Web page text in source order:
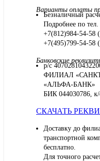
Варианты оплаты
Безналичный
Подробнее по тел.
+7(812)984-54-58
+7(495)799-54-
Банковские
р/с
ФИЛИАЛ
«АЛЬФА-БАНК»
БИК 044030786, к/
СКАЧАТЬ
Доставку до
транспортной
бесплатно.
Для точного